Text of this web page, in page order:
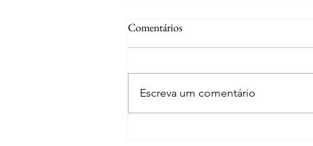
Comentários
Escreva um comentário